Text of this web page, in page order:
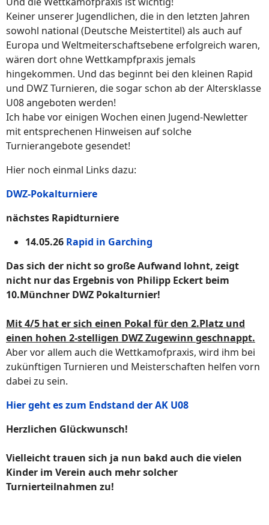
Keiner unserer Jugendlichen, die in den letzten Jahren
sowohl national (Deutsche Meistertitel) als auch auf
Europa und Weltmeiterschaftsebene erfolgreich waren,
wären dort ohne Wettkampfpraxis jemals
hingekommen. Und das beginnt bei den kleinen Rapid
und DWZ Turnieren, die sogar schon ab der Altersklasse
U08 angeboten werden!
Ich habe vor einigen Wochen einen Jugend-Newletter
mit entsprechenen Hinweisen auf solche
Turnierangebote gesendet!
Hier noch einmal Links dazu:
DWZ-Pokalturniere
nächstes Rapidturniere
14.05.26 Rapid in Garching
Das sich der nicht so große Aufwand lohnt, zeigt
nicht nur das Ergebnis von Philipp Eckert beim
10.Münchner DWZ Pokalturnier!
Mit 4/5 hat er sich einen Pokal für den 2.Platz und
einen hohen 2-stelligen DWZ Zugewinn geschnappt.
Aber vor allem auch die Wettkamofpraxis, wird ihm bei
zukünftigen Turnieren und Meisterschaften helfen vorn
dabei zu sein.
Hier geht es zum Endstand der AK U08
Herzlichen Glückwunsch!
Vielleicht trauen sich ja nun bakd auch die vielen
Kinder im Verein auch mehr solcher
Turnierteilnahmen zu!